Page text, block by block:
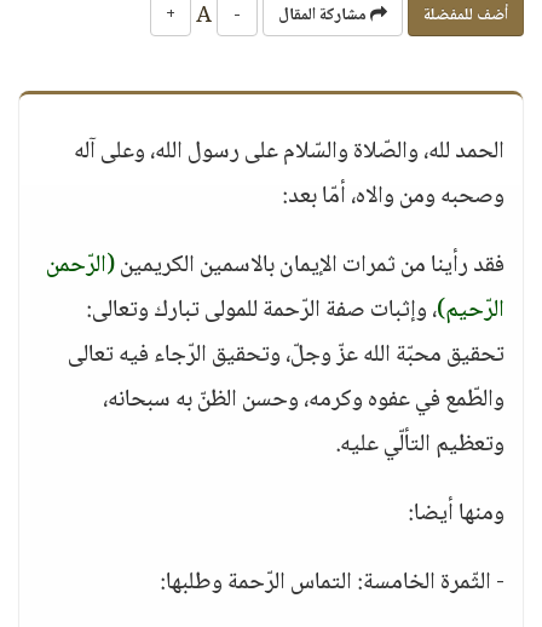
أضف للمفضلة مشاركة المقال -
+
الحمد لله، والصّلاة والسّلام على رسول الله، وعلى آله
وصحبه ومن والاه، أمّا بعد:
فقد رأينا من ثمرات الإيمان بالاسمين الكريمين(الرّحمن
الرّحيم)، وإثبات صفة الرّحمة للمولى تبارك وتعالى:
تحقيق محبّة الله عزّ وجلّ، وتحقيق الرّجاء فيه تعالى
والطّمع في عفوه وكرمه، وحسن الظنّ به سبحانه،
وتعظيم التألّي عليه.
ومنها أيضا:
- الثّمرة الخامسة: التماس الرّحمة وطلبها: